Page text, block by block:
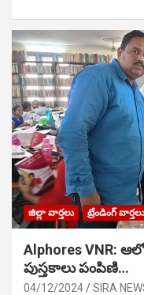
జిల్లా వార్తలు ట్రేండింగ్ వార్తలు
Alphores VNR:
పుస్తకాలు పంపిణి…
04/12/2024 SIRA